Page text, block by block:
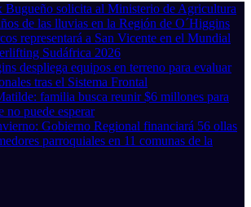
Bugueño solicita al Ministerio de Agricultura
de las lluvias en la Región de O´Higgins
representará a San Vicente en el Mundial
Sudáfrica 2026
despliega equipos en terreno para evaluar
tras el Sistema Frontal
familia busca reunir $6 millones para
no puede esperar
Gobierno Regional financiará 56 ollas
parroquiales en 11 comunas de la